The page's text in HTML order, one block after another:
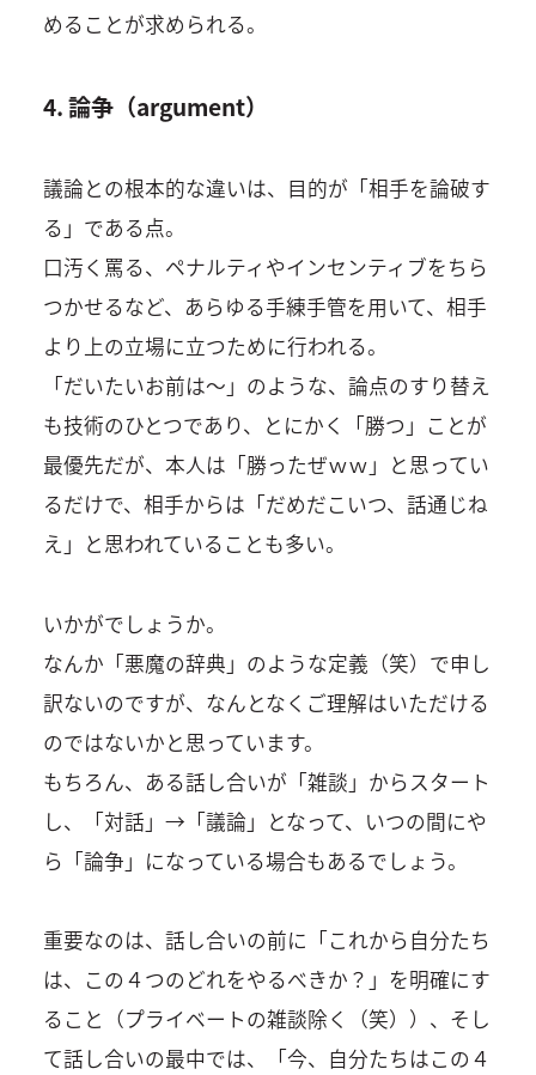
めることが求められる。
4. 論争（argument）
議論との根本的な違いは、目的が「相手を論破す
る」である点。
口汚く罵る、ペナルティやインセンティブをちら
つかせるなど、あらゆる手練手管を用いて、相手
より上の立場に立つために行われる。
「だいたいお前は～」のような、論点のすり替え
も技術のひとつであり、とにかく「勝つ」ことが
最優先だが、本人は「勝ったぜｗｗ」と思ってい
るだけで、相手からは「だめだこいつ、話通じね
え」と思われていることも多い。
いかがでしょうか。
なんか「悪魔の辞典」のような定義（笑）で申し
訳ないのですが、なんとなくご理解はいただける
のではないかと思っています。
もちろん、ある話し合いが「雑談」からスタート
し、「対話」→「議論」となって、いつの間にや
ら「論争」になっている場合もあるでしょう。
重要なのは、話し合いの前に「これから自分たち
は、この４つのどれをやるべきか？」を明確にす
ること（プライベートの雑談除く（笑））、そし
て話し合いの最中では、「今、自分たちはこの４